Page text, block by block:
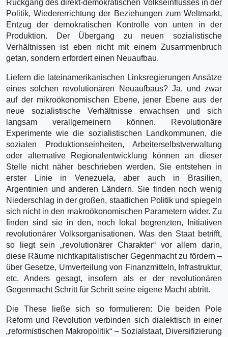
Rückgang des direkt-demokratischen Volkseinflusses in der
Politik, Wiedererrichtung der Beziehungen zum Weltmarkt,
Entzug der demokratischen Kontrolle von unten in der
Produktion. Der Übergang zu neuen sozialistische
Verhältnissen ist eben nicht mit einem Zusammenbruch
getan, sondern erfordert einen Neuaufbau.
Liefern die lateinamerikanischen Linksregierungen Ansätze
eines solchen revolutionären Neuaufbaus? Ja, und zwar
auf der mikroökonomischen Ebene, jener Ebene aus der
neue sozialistische Verhältnisse erwachsen und sich
langsam verallgemeinern können. Revolutionäre
Experimente wie die sozialistischen Landkommunen, die
sozialen Produktionseinheiten, Arbeiterselbstverwaltung
oder alternative Regionalentwicklung können an dieser
Stelle nicht näher beschrieben werden. Sie entstehen in
erster Linie in Venezuela, aber auch in Brasilien,
Argentinien und anderen Ländern. Sie finden noch wenig
Niederschlag in der großen, staatlichen Politik und spiegeln
sich nicht in den makroökonomischen Parametern wider. Zu
finden sind sie in den, noch lokal begrenzten, Initiativen
revolutionärer Volksorganisationen. Was den Staat betrifft,
so liegt sein „revolutionärer Charakter“ vor allem darin,
diese Räume nichtkapitalistischer Gegenmacht zu fördern –
über Gesetze, Umverteilung von Finanzmitteln, Infrastruktur,
etc. Anders gesagt, insofern als er der revolutionären
Gegenmacht Schritt für Schritt seine eigene Macht abtritt.
Die These ließe sich so formulieren: Die beiden Pole
Reform und Revolution verbinden sich dialektisch in einer
„reformistischen Makropolitik“ – Sozialstaat, Diversifizierung